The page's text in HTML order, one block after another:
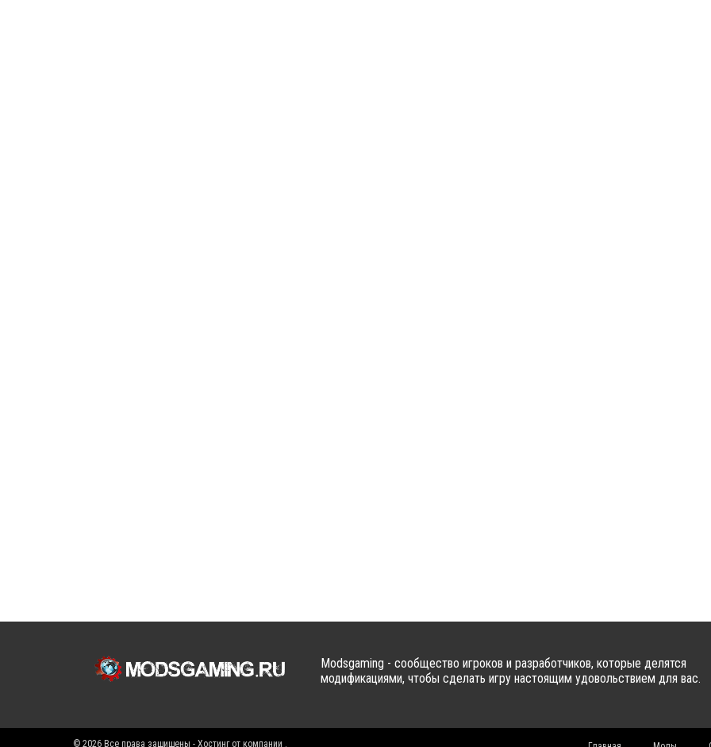
Modsgaming - сообщество игроков и разработчиков, которые делятся
модификациями, чтобы сделать игру настоящим удовольствием для вас.
© 2026 Все права защищены - Хостинг от компании .